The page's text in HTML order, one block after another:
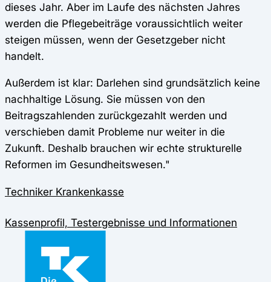
dieses Jahr. Aber im Laufe des nächsten Jahres
werden die Pflegebeiträge voraussichtlich weiter
steigen müssen, wenn der Gesetzgeber nicht
handelt.
Außerdem ist klar: Darlehen sind grundsätzlich keine
nachhaltige Lösung. Sie müssen von den
Beitragszahlenden zurückgezahlt werden und
verschieben damit Probleme nur weiter in die
Zukunft. Deshalb brauchen wir echte strukturelle
Reformen im Gesundheitswesen."
Techniker Krankenkasse
Kassenprofil, Testergebnisse und Informationen